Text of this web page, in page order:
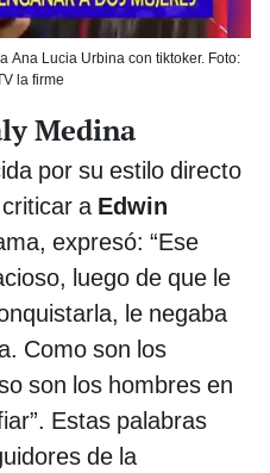
Ana Lucia Urbina con tiktoker. Foto:
la firme
Medina
por su estilo directo
aEdwin
expresó: “Ese
luego de que le
le negaba
Como son los
son los hombres en
Estas palabras
de la